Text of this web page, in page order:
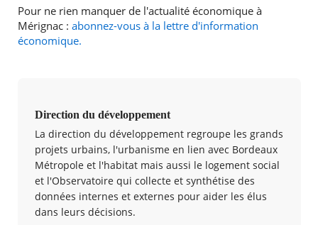
Pour ne rien manquer de l'actualité économique à
Mérignac : abonnez-vous à la lettre d'information
économique.
Direction du développement
La direction du développement regroupe les grands
projets urbains, l'urbanisme en lien avec Bordeaux
Métropole et l'habitat mais aussi le logement social
et l'Observatoire qui collecte et synthétise des
données internes et externes pour aider les élus
dans leurs décisions.